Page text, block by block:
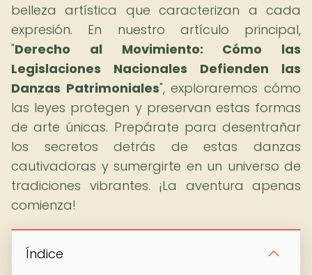
belleza artística que caracterizan a cada
expresión. En nuestro artículo principal,
"Derecho al Movimiento: Cómo las
Legislaciones Nacionales Defienden las
Danzas Patrimoniales", exploraremos cómo
las leyes protegen y preservan estas formas
de arte únicas. Prepárate para desentrañar
los secretos detrás de estas danzas
cautivadoras y sumergirte en un universo de
tradiciones vibrantes. ¡La aventura apenas
comienza!
Índice